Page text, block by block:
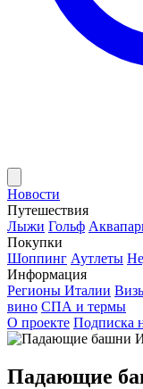
Новости
Путешествия
Лыжи Гольф
Покупки
Шоппинг Аутлеты
Информация
Регионы Италии
вино СПА и термы
О проекте Подписка
Падающие